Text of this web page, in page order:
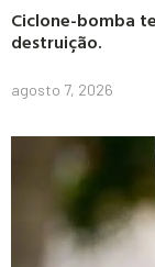
Ciclone-bomba
destruição.
agosto 7, 2026